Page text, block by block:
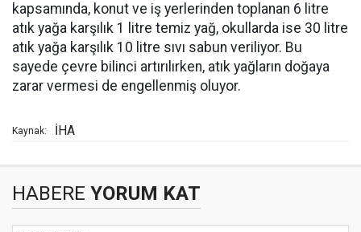
kapsamında, konut ve iş yerlerinden toplanan 6 litre
atık yağa karşılık 1 litre temiz yağ, okullarda ise 30 litre
atık yağa karşılık 10 litre sıvı sabun veriliyor. Bu
sayede çevre bilinci artırılırken, atık yağların doğaya
zarar vermesi de engellenmiş oluyor.
Kaynak: İHA
HABERE YORUM KAT